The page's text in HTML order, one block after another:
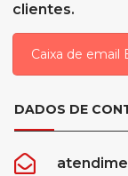
clientes.
Caixa de email
DADOS DE